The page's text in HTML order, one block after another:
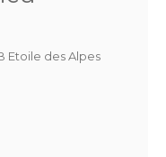
Etoile des Alpes